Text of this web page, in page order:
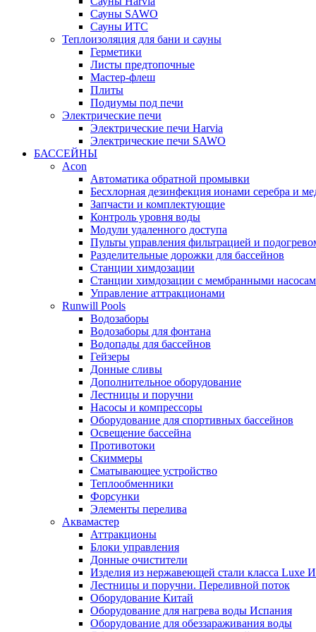
Сауны SAWO
Сауны ИТС
Теплоизоляция для бани и сауны
Герметики
Листы предтопочные
Мастер-флеш
Плиты
Подиумы под печи
Электрические печи
Электрические печи Harvia
Электрические печи SAWO
БАССЕЙНЫ
Acon
Автоматика обратной промывки
Беcхлорная дезинфекция ионами серебра и
Запчасти и комплектующие
Контроль уровня воды
Модули удаленного доступа
Пульты управления фильтрацией и
Разделительные дорожки для бассейнов
Станции химдозации
Станции химдозации с мембранными
Управление аттракционами
Runwill Pools
Водозаборы
Водозаборы для фонтана
Водопады для бассейнов
Гейзеры
Донные сливы
Дополнительное оборудование
Лестницы и поручни
Насосы и компрессоры
Оборудование для спортивных бассейнов
Освещение бассейна
Противотоки
Скиммеры
Сматывающее устройство
Теплообменники
Форсунки
Элементы перелива
Аквамастер
Аттракционы
Блоки управления
Донные очистители
Изделия из нержавеющей стали класса Luxe
Лестницы и поручни. Переливной поток
Оборудование Китай
Оборудование для нагрева воды Испания
Оборудование для обеззараживания воды